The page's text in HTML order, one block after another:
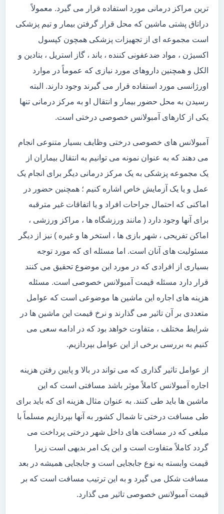
ترین مراکز درمانی مورد استفاده قرار می گیرد. معمولاً
دراتاق پشتی ماشین که محل قرار گرفتن بیمار و تیم پزشکی
است مجموعه ای از تجهیزات پزشکی همچون کپسول
اکسیژن ، مواد ضدعفونی کننده ، باند ، گاز استریل ، بتادین و
الکل و همچنین داروهای مورد نیازی که عموماً در موارد
اورژانسی مورد استفاده قرار می گیرند وجود دارند. البته
رسیدن به محل حضور بیمار و انتقال او به مرکز درمانی تنها
یکی از کارهای آمبولانس خصوصی درختی است.
آمبولانس های خصوصی درختی وظایف بسیار متنوعی انجام
می دهند که به عنوان نمونه می توانیم به انتقال بیماران از
یک مجموعه پزشکی به یک مرکز درمانی دیگر برای انجام یک
عمل و یا یک آزمایش خاص اشاره کنیم ؛ همچنین حضور در
اماکنی که احتمال جراحات افراد و یا اتفاقات غیر مترقبه
برای آنها وجود دارد ( مانند ورزشگاه ها ، مراکز ورزشی ،
اماکن تفریحی ، شهر بازی ها ، استخر ها و غیره ) نیز از دیگر
مسئولیت های آنان است. اما مسئله ای که مورد توجه
بسیاری از افرادی که در مورد این موضوع تحقیق می کنند
قرار دارد مسئله قیمت آمبولانس خصوصی است. مسئله
هزینه های اجاره این ماشین ها موضوعی است که عوامل
متعددی بر آن تاثیر می گذارند و نرخ قیمت این ماشین ها در
شرایط مختلف ، متفاوت خواهد بود که در ادامه سعی می
کنیم به بررسی برخی از این عوامل بپردازیم.
از عوامل تاثیر گذاری که می تواند در بالا و پایین رفتن هزینه
اجاره آمبولانس کاملاً موثر باشد مسافتی است که این
ماشین ها باید طی کنند. به عنوان مثال هزینه ای که باید برای
طی مسافت درختی تا شمال کشور به آنها بپردازیم مسلماً با
مبلغی که در مسافت های داخل شهر درختی پرداخت می
گردد کاملاً متفاوت است و این یک امر بدیهی است زیرا
قیمت وابسته به نوع جابجایی است و جابجایی همیشه در بعد
مسافت شکل می گیرد و به این ترتیب مسافت است که بر
قیمت آمبولانس خصوصی تاثیر می گذارد.